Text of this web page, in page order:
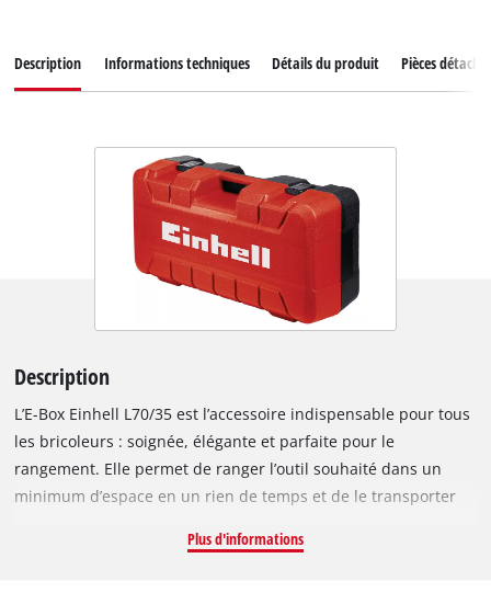
Description Informations techniques Détails du produit Pièces
Description
L’E-Box Einhell L70/35 est l’accessoire indispensable pour tous
les bricoleurs : soignée, élégante et parfaite pour le
rangement. Elle permet de ranger l’outil souhaité dans un
minimum d’espace en un rien de temps et de le transporter
pour y ranger tous vos outils les transporter, mais également
Plus d'informations